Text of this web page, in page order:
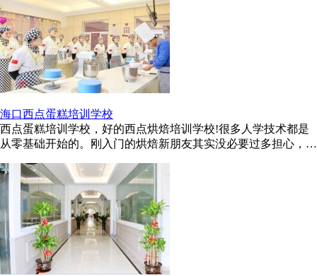
海口西点蛋糕培训学校
西点蛋糕培训学校，好的西点烘焙培训学校!很多人学技术都是
从零基础开始的。刚入门的烘焙新朋友其实没必要过多担心，学